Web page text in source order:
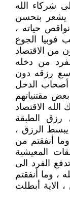
شركاء الله
يشعر بتحسن
حياته ،
فوبيا الجوع
من الاقتصاد
من دخله
رزقه دون
أصحاب الدخل
مقتنياتهم
الاقتصاد
رزق الطبقة
الرزق ،
أنفقتم من
المعيشية
الفرد الى
، وما أنفقتم
الاية أبطلت